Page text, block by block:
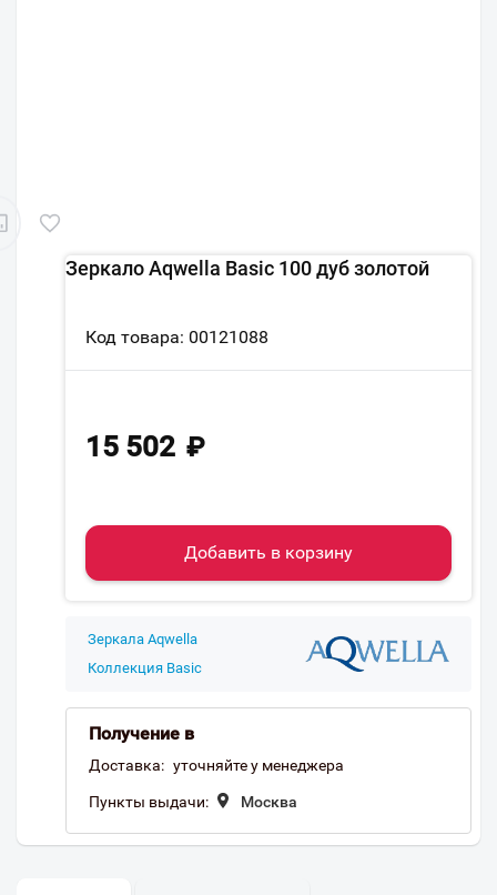
Зеркало Aqwella Basic 100 дуб золотой
Код товара: 00121088
15 502 ₽
Добавить в корзину
Зеркала Aqwella
Коллекция Basic
Получение в
Доставка: уточняйте у менеджера
Пункты выдачи: Москва